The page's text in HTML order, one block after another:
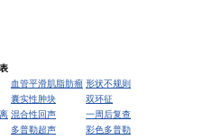
血管平滑肌脂肪瘤 形状不规则
囊实性肿块
双环征
混合性回声
一周后复查
多普勒超声
彩色多普勒